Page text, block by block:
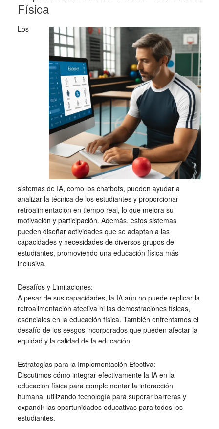
Física
Los
sistemas de IA, como los chatbots, pueden ayudar a
analizar la técnica de los estudiantes y proporcionar
retroalimentación en tiempo real, lo que mejora su
motivación y participación. Además, estos sistemas
pueden diseñar actividades que se adaptan a las
capacidades y necesidades de diversos grupos de
estudiantes, promoviendo una educación física más
inclusiva.
Desafíos y Limitaciones:
A pesar de sus capacidades, la IA aún no puede replicar la
retroalimentación afectiva ni las demostraciones físicas,
esenciales en la educación física. También enfrentamos el
desafío de los sesgos incorporados que pueden afectar la
equidad y la calidad de la educación.
Estrategias para la Implementación Efectiva:
Discutimos cómo integrar efectivamente la IA en la
educación física para complementar la interacción
humana, utilizando tecnología para superar barreras y
expandir las oportunidades educativas para todos los
estudiantes.